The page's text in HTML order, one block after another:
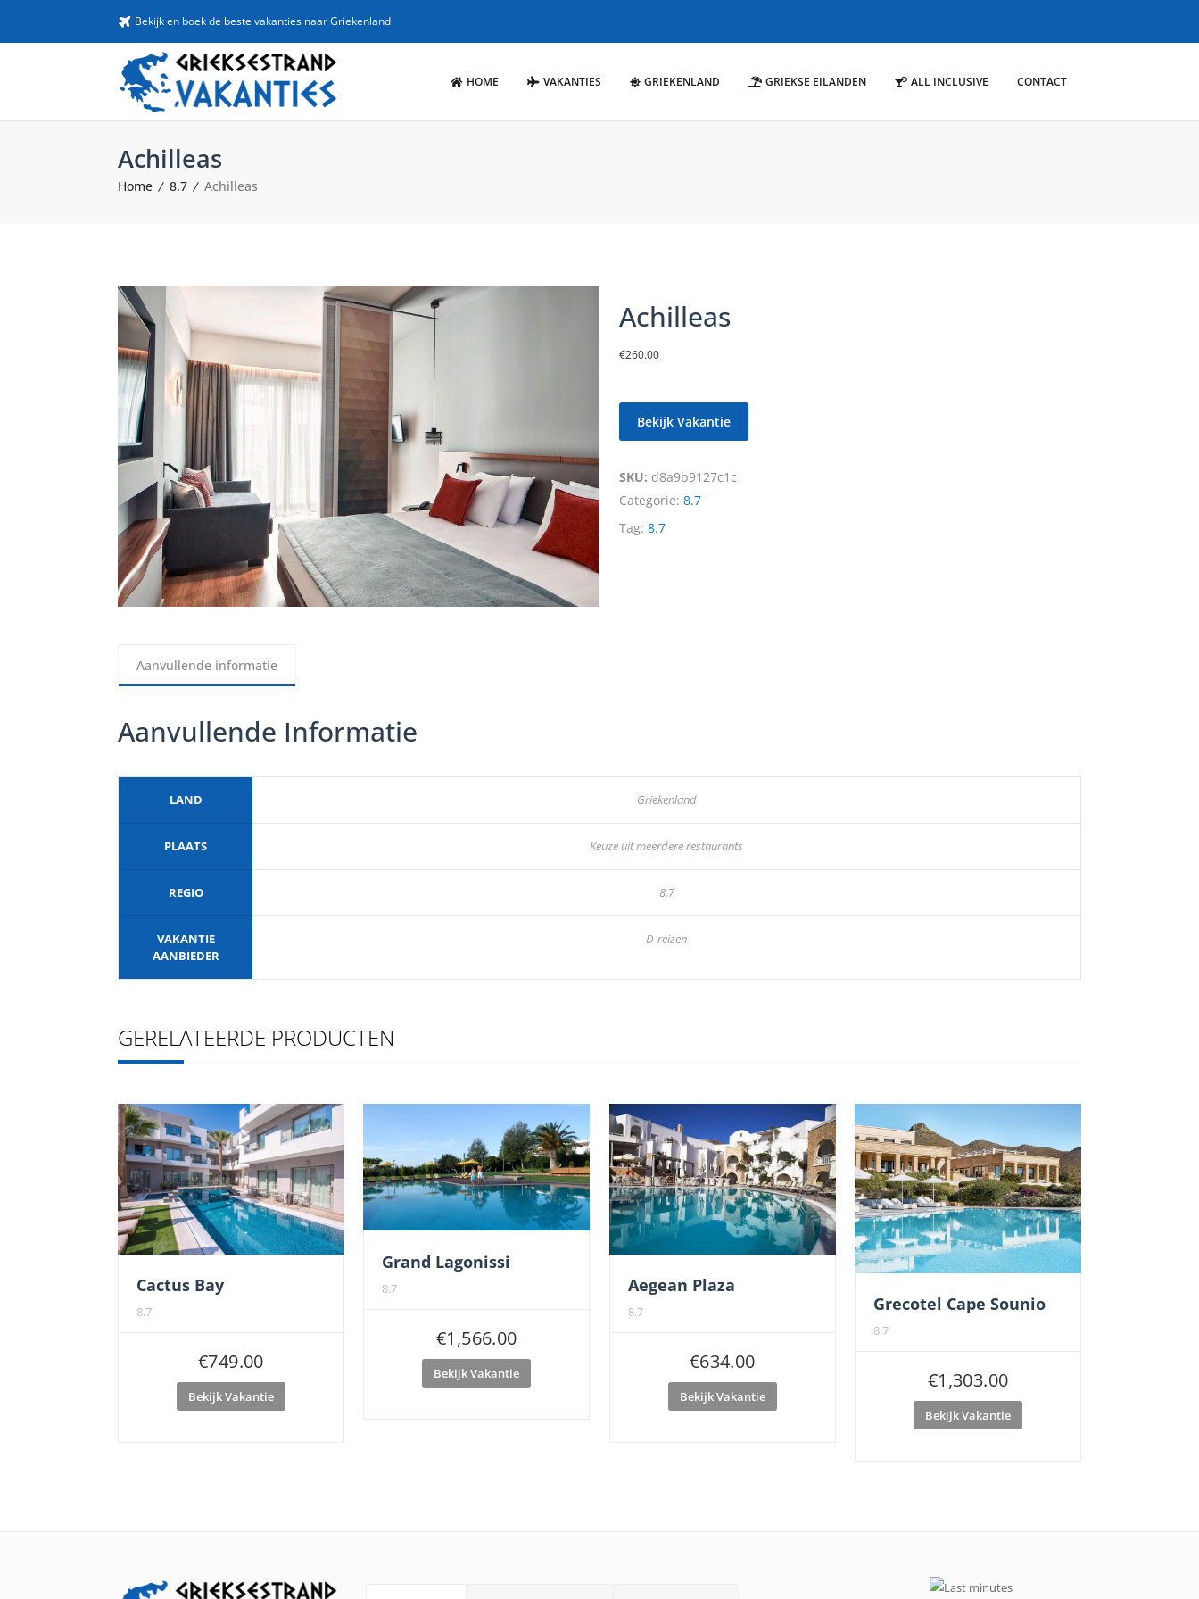
Bekijk en boek de beste vakanties naar Griekenland
HOME VAKANTIES GRIEKENLAND GRIEKSE EILANDEN ALL INCLUSIVE CONTACT
Achilleas
Home 8.7 Achilleas
Achilleas
€260.00
Bekijk Vakantie
SKU: d8a9b9127c1c
Categorie: 8.7
Tag: 8.7
Aanvullende informatie
Aanvullende Informatie
LAND Griekenland
PLAATS Keuze uit meerdere restaurants
REGIO 8.7
VAKANTIE
AANBIEDER
D-reizen
GERELATEERDE PRODUCTEN
Cactus Bay
8.7
€749.00
Bekijk Vakantie
Grand Lagonissi
8.7
€1,566.00
Bekijk Vakantie
Aegean Plaza
8.7
€634.00
Bekijk Vakantie
Grecotel Cape Sounio
8.7
€1,303.00
Bekijk Vakantie